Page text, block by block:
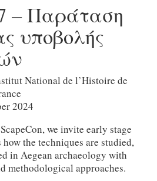
– Παράταση
υποβολής
National de l’Histoire de
2024
we invite early stage
the techniques are studied,
in Aegean archaeology with
methodological approaches.